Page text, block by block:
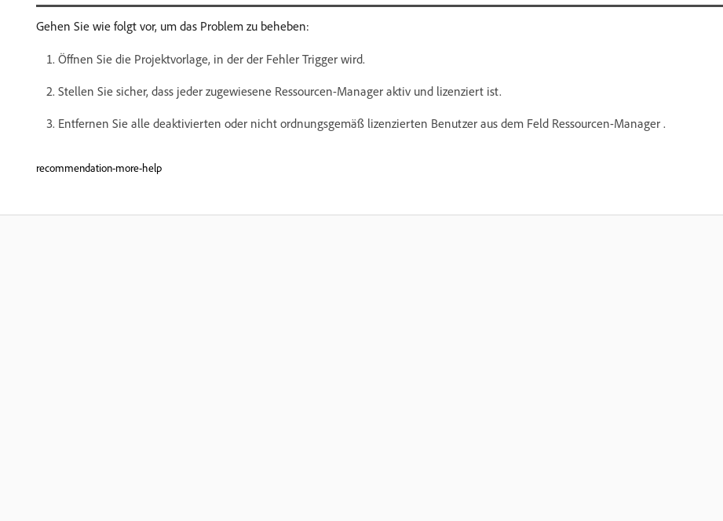
Gehen Sie wie folgt vor, um das Problem zu beheben:
Öffnen Sie die Projektvorlage, in der der Fehler Trigger wird.
Stellen Sie sicher, dass jeder zugewiesene Ressourcen-Manager aktiv und lizenziert ist.
Entfernen Sie alle deaktivierten oder nicht ordnungsgemäß lizenzierten Benutzer aus dem Feld Ressourcen-Manager .
recommendation-more-help